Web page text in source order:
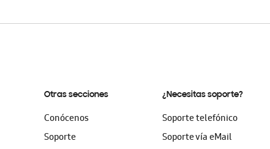
Otras secciones
Conócenos
Soporte
¿Necesitas soporte?
Soporte telefónico
Soporte vía eMail